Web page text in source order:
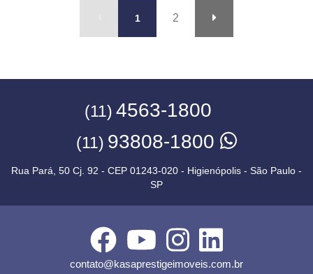
1 2
(11) 4563-1800
(11) 93808-1800
Rua Pará, 50 Cj. 92 - CEP 01243-020 - Higienópolis - São Paulo -
SP
contato@kasaprestigeimoveis.com.br